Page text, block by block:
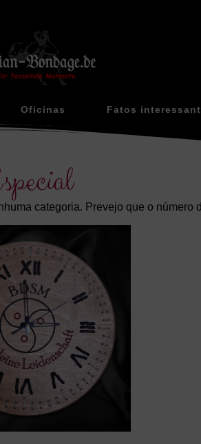
Oficinas Fatos
categoria. Prevejo que o número